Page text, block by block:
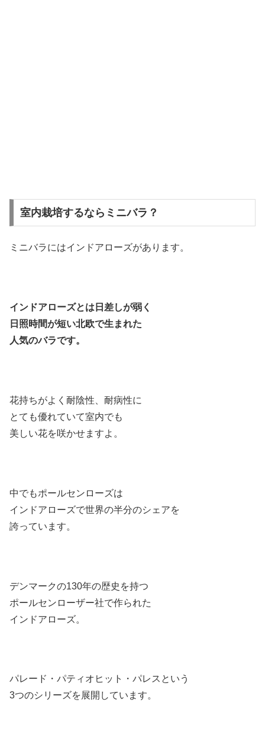
室内栽培するならミニバラ？
ミニバラにはインドアローズがあります。
インドアローズとは日差しが弱く
日照時間が短い北欧で生まれた
人気のバラです。
花持ちがよく耐陰性、耐病性に
とても優れていて室内でも
美しい花を咲かせますよ。
中でもポールセンローズは
インドアローズで世界の半分のシェアを
誇っています。
デンマークの130年の歴史を持つ
ポールセンローザー社で作られた
インドアローズ。
パレード・パティオヒット・パレスという
3つのシリーズを展開しています。